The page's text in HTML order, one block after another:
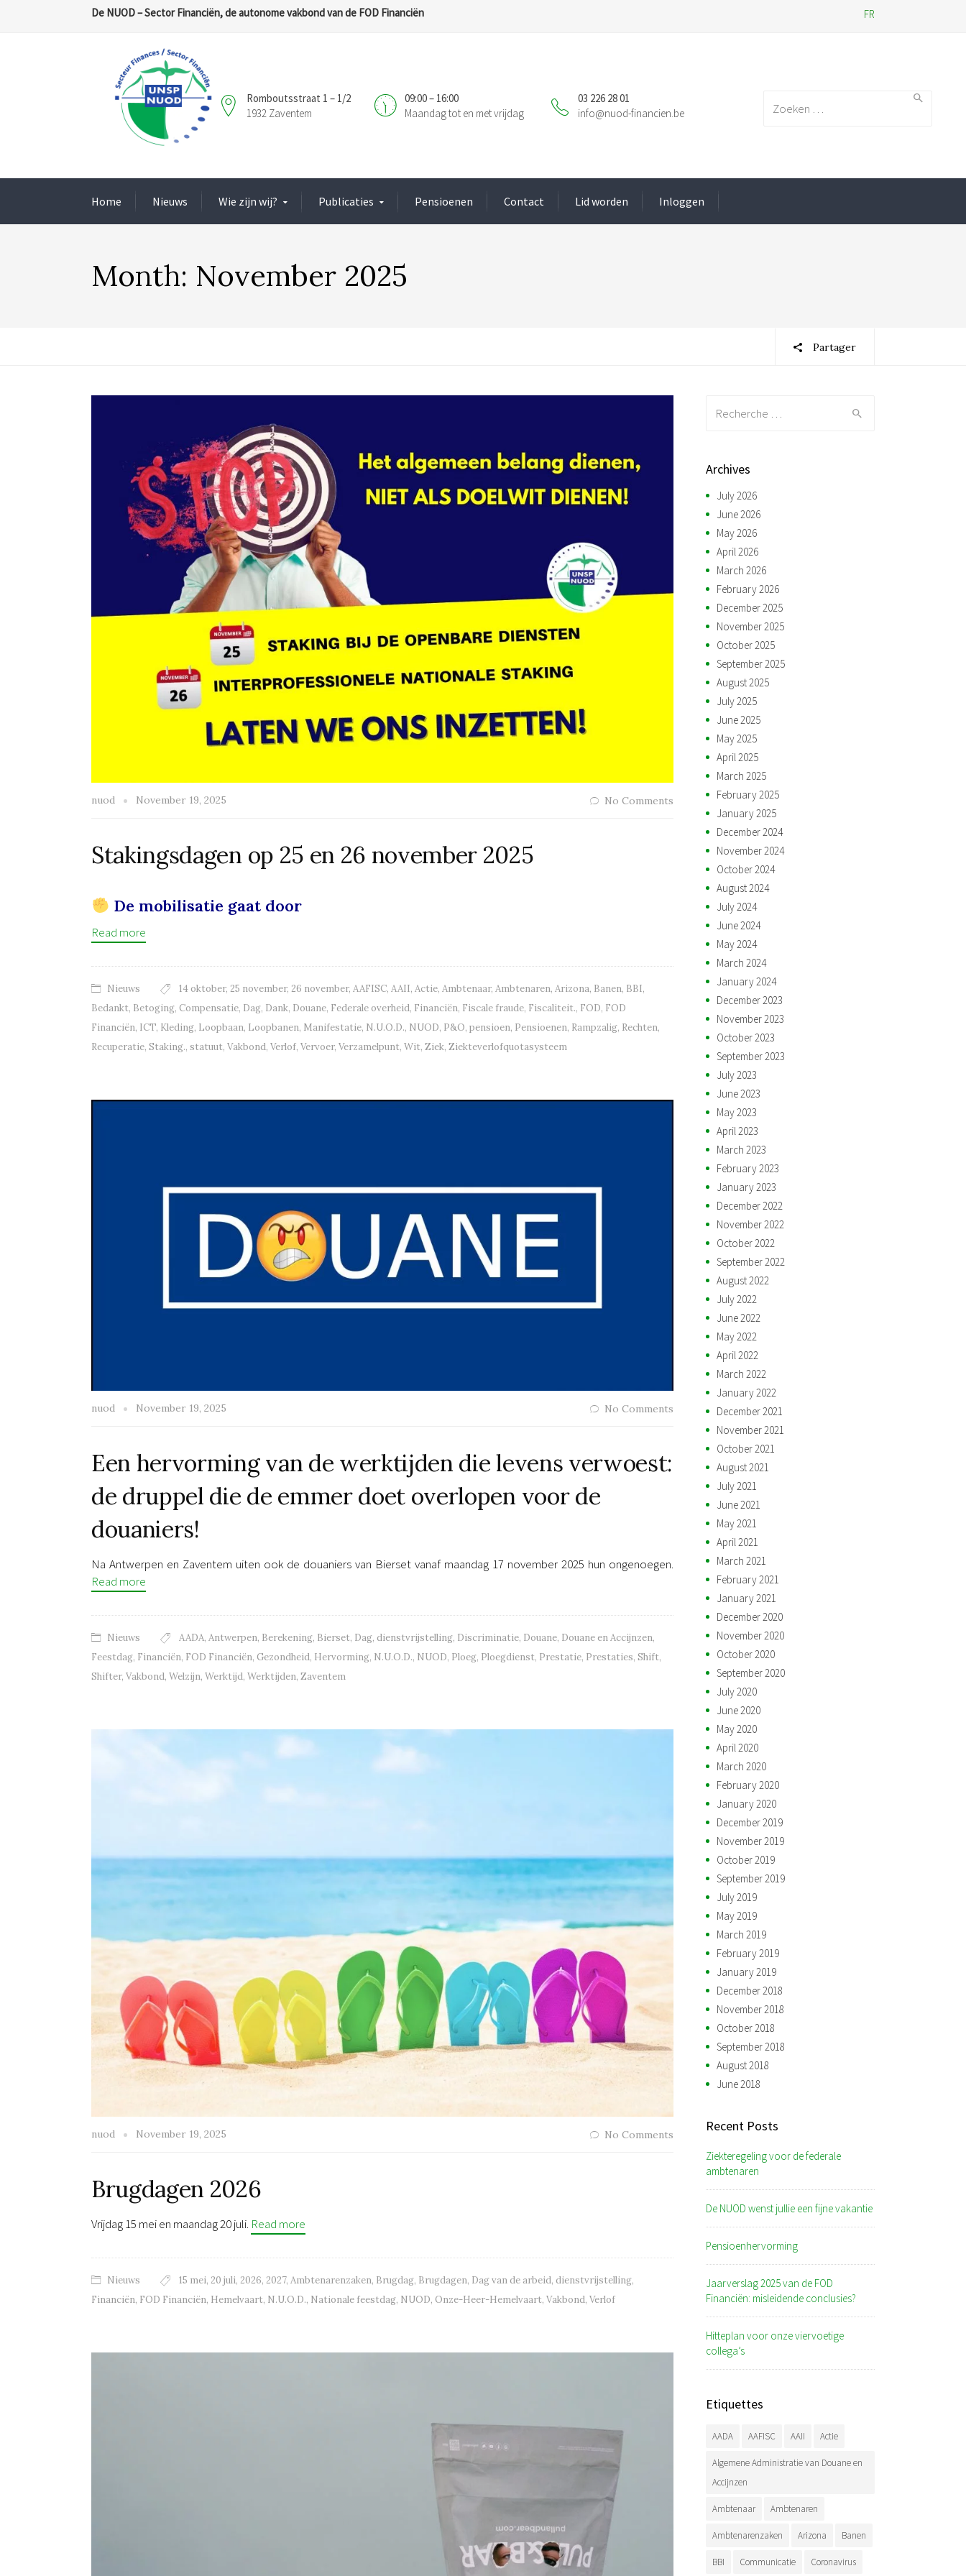
De NUOD – Sector Financiën, de autonome vakbond van de FOD Financiën FR
03 226 28 01
info@nuod-financien.be
09:00 – 16:00
Maandag tot en met vrijdag
Romboutsstraat 1 – 1/2
1932 Zaventem
Home Nieuws Wie zijn wij? Publicaties Pensioenen Contact Lid worden Inloggen
Month: November 2025
Partager
nuod November 19, 2025 No Comments
Stakingsdagen op 25 en 26 november 2025
De mobilisatie gaat door
Read more
Nieuws 14 oktober, 25 november, 26 november, AAFISC, AAII, Actie, Ambtenaar, Ambtenaren, Arizona, Banen, BBI,
Bedankt, Betoging, Compensatie, Dag, Dank, Douane, Federale overheid, Financiën, Fiscale fraude, Fiscaliteit., FOD, FOD
Financiën, ICT, Kleding, Loopbaan, Loopbanen, Manifestatie, N.U.O.D., NUOD, P&O, pensioen, Pensioenen, Rampzalig, Rechten,
Recuperatie, Staking., statuut, Vakbond, Verlof, Vervoer, Verzamelpunt, Wit, Ziek, Ziekteverlofquotasysteem
nuod November 19, 2025 No Comments
Een hervorming van de werktijden die levens verwoest:
de druppel die de emmer doet overlopen voor de
douaniers!
Na Antwerpen en Zaventem uiten ook de douaniers van Bierset vanaf maandag 17 november 2025 hun ongenoegen.
Read more
Nieuws AADA, Antwerpen, Berekening, Bierset, Dag, dienstvrijstelling, Discriminatie, Douane, Douane en Accijnzen,
Feestdag, Financiën, FOD Financiën, Gezondheid, Hervorming, N.U.O.D., NUOD, Ploeg, Ploegdienst, Prestatie, Prestaties, Shift,
Shifter, Vakbond, Welzijn, Werktijd, Werktijden, Zaventem
nuod November 19, 2025 No Comments
Brugdagen 2026
Vrijdag 15 mei en maandag 20 juli. Read more
Nieuws 15 mei, 20 juli, 2026, 2027, Ambtenarenzaken, Brugdag, Brugdagen, Dag van de arbeid, dienstvrijstelling,
Financiën, FOD Financiën, Hemelvaart, N.U.O.D., Nationale feestdag, NUOD, Onze-Heer-Hemelvaart, Vakbond, Verlof
Archives
July 2026
June 2026
May 2026
April 2026
March 2026
February 2026
December 2025
November 2025
October 2025
September 2025
August 2025
July 2025
June 2025
May 2025
April 2025
March 2025
February 2025
January 2025
December 2024
November 2024
October 2024
August 2024
July 2024
June 2024
May 2024
March 2024
January 2024
December 2023
November 2023
October 2023
September 2023
July 2023
June 2023
May 2023
April 2023
March 2023
February 2023
January 2023
December 2022
November 2022
October 2022
September 2022
August 2022
July 2022
June 2022
May 2022
April 2022
March 2022
January 2022
December 2021
November 2021
October 2021
August 2021
July 2021
June 2021
May 2021
April 2021
March 2021
February 2021
January 2021
December 2020
November 2020
October 2020
September 2020
July 2020
June 2020
May 2020
April 2020
March 2020
February 2020
January 2020
December 2019
November 2019
October 2019
September 2019
July 2019
May 2019
March 2019
February 2019
January 2019
December 2018
November 2018
October 2018
September 2018
August 2018
June 2018
Recent Posts
Ziekteregeling voor de federale
ambtenaren
De NUOD wenst jullie een fijne vakantie
Pensioenhervorming
Jaarverslag 2025 van de FOD
Financiën: misleidende conclusies?
Hitteplan voor onze viervoetige
collega’s
Etiquettes
AADA AAFISC AAII Actie
Algemene Administratie van Douane en
Accijnzen
Ambtenaar Ambtenaren
Ambtenarenzaken Arizona Banen
BBI Communicatie Coronavirus